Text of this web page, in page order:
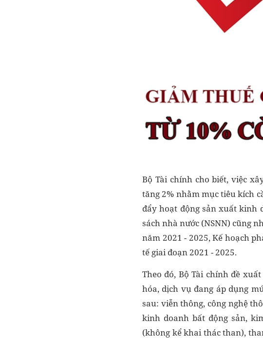
Bộ Tài chính cho biết, việc
tăng 2% nhằm mục tiêu kích
đẩy hoạt động sản xuất kinh
sách nhà nước (NSNN) cũng
năm 2021 - 2025, Kế hoạch
tế giai đoạn 2021 - 2025.
Theo đó, Bộ Tài chính đề
hóa, dịch vụ đang áp dụng
sau: viễn thông, công nghệ
kinh doanh bất động sản,
(không kể khai thác than),